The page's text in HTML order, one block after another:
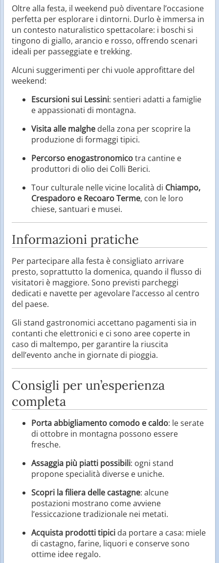
Oltre alla festa, il weekend può diventare l’occasione
perfetta per esplorare i dintorni. Durlo è immersa in
un contesto naturalistico spettacolare: i boschi si
tingono di giallo, arancio e rosso, offrendo scenari
ideali per passeggiate e trekking.
Alcuni suggerimenti per chi vuole approfittare del
weekend:
Escursioni sui Lessini: sentieri adatti a famiglie
e appassionati di montagna.
Visita alle malghe della zona per scoprire la
produzione di formaggi tipici.
Percorso enogastronomicotra cantine e
produttori di olio dei Colli Berici.
Tour culturale nelle vicine località di Chiampo,
Crespadoro e Recoaro Terme, con le loro
chiese, santuari e musei.
Informazioni pratiche
Per partecipare alla festa è consigliato arrivare
presto, soprattutto la domenica, quando il flusso di
visitatori è maggiore. Sono previsti parcheggi
dedicati e navette per agevolare l’accesso al centro
del paese.
Gli stand gastronomici accettano pagamenti sia in
contanti che elettronici e ci sono aree coperte in
caso di maltempo, per garantire la riuscita
dell’evento anche in giornate di pioggia.
Consigli per un’esperienza
completa
Porta abbigliamento comodo e caldo: le serate
di ottobre in montagna possono essere
fresche.
Assaggia più piatti possibili: ogni stand
propone specialità diverse e uniche.
Scopri la filiera delle castagne: alcune
postazioni mostrano come avviene
l’essiccazione tradizionale nei metati.
Acquista prodotti tipici da portare a casa: miele
di castagno, farine, liquori e conserve sono
ottime idee regalo.